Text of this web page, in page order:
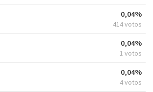
0,04%
414 votos
0,04%
1 votos
0,04%
4 votos